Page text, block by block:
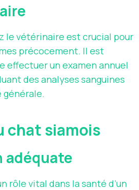
le vétérinaire est crucial pour
précocement. Il est
effectuer un examen annuel
des analyses sanguines
générale.
chat siamois
rôle vital dans la santé d’un